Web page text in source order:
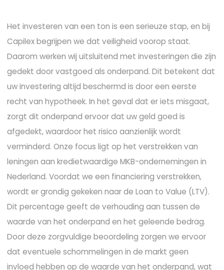
Het investeren van een ton is een serieuze stap, en bij
Capilex begrijpen we dat veiligheid voorop staat.
Daarom werken wij uitsluitend met investeringen die zijn
gedekt door vastgoed als onderpand. Dit betekent dat
uw investering altijd beschermd is door een eerste
recht van hypotheek. In het geval dat er iets misgaat,
zorgt dit onderpand ervoor dat uw geld goed is
afgedekt, waardoor het risico aanzienlijk wordt
verminderd. Onze focus ligt op het verstrekken van
leningen aan kredietwaardige MKB-ondernemingen in
Nederland. Voordat we een financiering verstrekken,
wordt er grondig gekeken naar de Loan to Value (LTV).
Dit percentage geeft de verhouding aan tussen de
waarde van het onderpand en het geleende bedrag.
Door deze zorgvuldige beoordeling zorgen we ervoor
dat eventuele schommelingen in de markt geen
invloed hebben op de waarde van het onderpand, wat